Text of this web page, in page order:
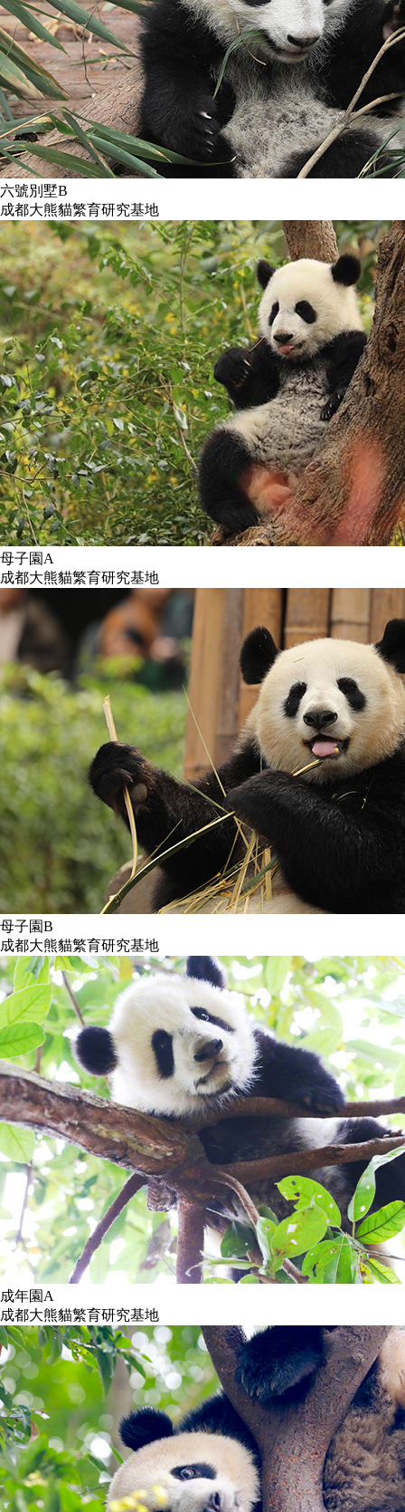
六號別墅B
成都大熊貓繁育研究基地
母子園A
成都大熊貓繁育研究基地
母子園B
成都大熊貓繁育研究基地
成年園A
成都大熊貓繁育研究基地